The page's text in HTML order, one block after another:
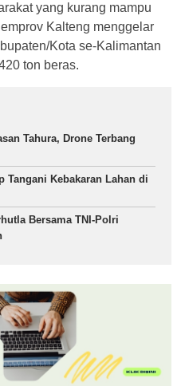
yang kurang mampu
Kalteng menggelar
Kota se-Kalimantan
ton beras.
Tahura, Drone Terbang
Tangani Kebakaran Lahan di
Bersama TNI-Polri